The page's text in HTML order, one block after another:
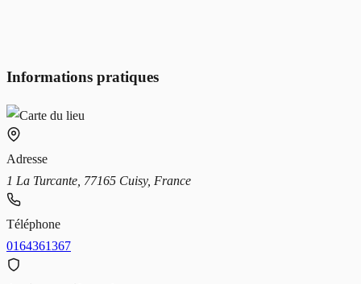
Informations pratiques
Adresse
1 La Turcante, 77165 Cuisy, France
Téléphone
0164361367